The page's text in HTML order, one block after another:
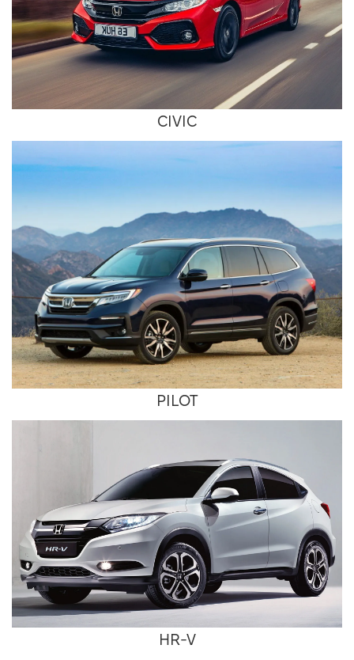
CIVIC
PILOT
HR-V